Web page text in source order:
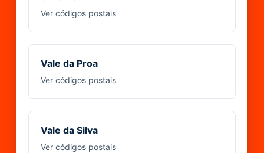
Ver códigos postais
Vale da Proa
Ver códigos postais
Vale da Silva
Ver códigos postais